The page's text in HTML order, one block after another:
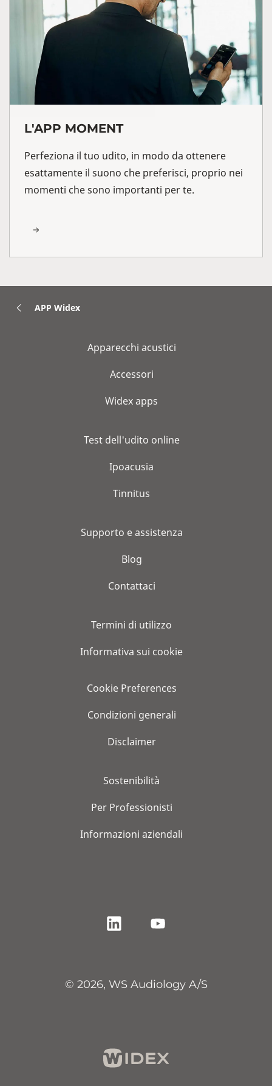
L'APP MOMENT
Perfeziona il tuo udito, in modo da ottenere
esattamente il suono che preferisci, proprio nei
momenti che sono importanti per te.
APP Widex
Apparecchi acustici
Accessori
Widex apps
Test dell'udito online
Ipoacusia
Tinnitus
Supporto e assistenza
Blog
Contattaci
Termini di utilizzo
Informativa sui cookie
Cookie Preferences
Condizioni generali
Disclaimer
Sostenibilità
Per Professionisti
Informazioni aziendali
© 2026, WS Audiology A/S